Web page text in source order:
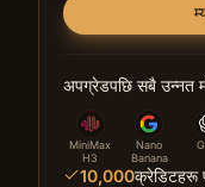
अपग्रेडपछि सबै उन्नत
MiniMax
H3
Nano
Banana
10,000क्रेडिटहरू